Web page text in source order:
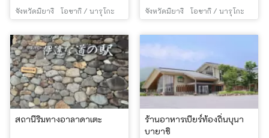
จังหวัดมิยางิ โอซากิ / นารุโกะ จังหวัดมิยางิ โอซากิ / นารุโกะ
สถานีริมทางอาลาดาเตะ
ร้านอาหารเบียร์ท้องถิ่นบุนา
บายาชิ